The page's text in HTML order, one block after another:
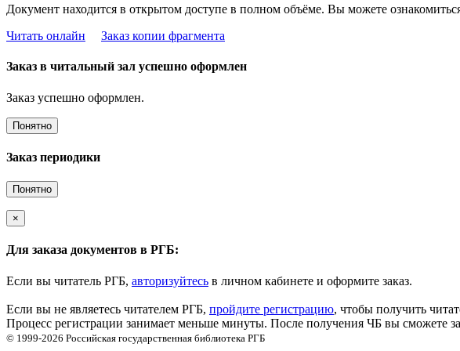
Документ находится в открытом доступе в полном объёме. Вы можете
Читать онлайн
Заказ копии фрагмента
Заказ в читальный зал успешно оформлен
Заказ успешно оформлен.
Понятно
Заказ периодики
Понятно
×
Для заказа документов в РГБ:
Если вы читатель РГБ, авторизуйтесь в личном кабинете и оформите заказ.
Если вы не являетесь читателем РГБ, пройдите регистрацию, чтобы получить
Процесс регистрации занимает меньше минуты. После получения ЧБ вы сможете
© 1999-2026 Российская государственная библиотека РГБ